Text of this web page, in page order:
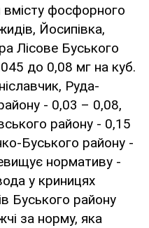
фосфорного
Йосипівка,
Лісове Буського
до 0,08 мг на куб.
Руда-
- 0,03 – 0,08,
району - 0,15
Буського району -
нормативу -
у криницях
Буського району
за норму, яка